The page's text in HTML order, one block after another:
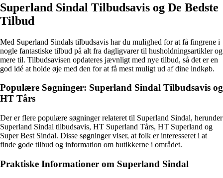
Superland Sindal Tilbudsavis og De Bedste
Tilbud
Med Superland Sindals tilbudsavis har du mulighed for at få fingrene i
nogle fantastiske tilbud på alt fra dagligvarer til husholdningsartikler og
mere til. Tilbudsavisen opdateres jævnligt med nye tilbud, så det er en
god idé at holde øje med den for at få mest muligt ud af dine indkøb.
Populære Søgninger: Superland Sindal Tilbudsavis og
HT Tårs
Der er flere populære søgninger relateret til Superland Sindal, herunder
Superland Sindal tilbudsavis, HT Superland Tårs, HT Superland og
Super Best Sindal. Disse søgninger viser, at folk er interesseret i at
finde gode tilbud og information om butikkerne i området.
Praktiske Informationer om Superland Sindal